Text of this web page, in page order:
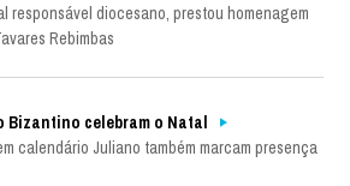
responsável diocesano, prestou homenagem
Rebimbas
Bizantino celebram o Natal
calendário Juliano também marcam presença